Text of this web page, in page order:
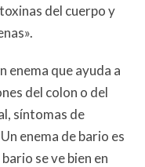
del cuerpo y
enema que ayuda a
del colon o del
síntomas de
enema de bario es
se ve bien en